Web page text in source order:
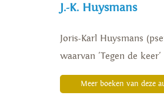
J.-K. Huysmans
Joris-Karl Huysmans
waarvan 'Tegen de
Meer boeken van deze